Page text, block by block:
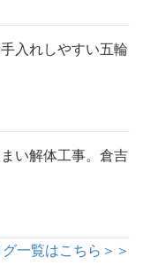
入れしやすい五輪
い解体工事。倉吉
一覧はこちら＞＞